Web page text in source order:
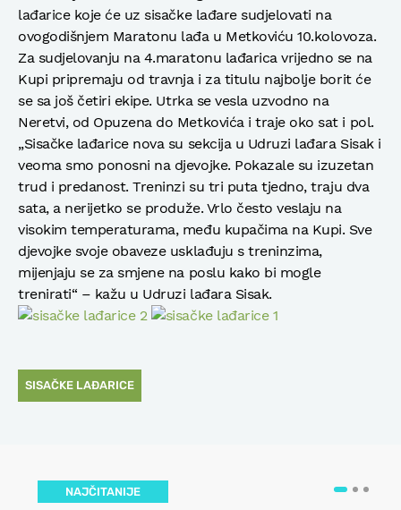
lađarice koje će uz sisačke lađare sudjelovati na
ovogodišnjem Maratonu lađa u Metkoviću 10.kolovoza.
Za sudjelovanju na 4.maratonu lađarica vrijedno se na
Kupi pripremaju od travnja i za titulu najbolje borit će
se sa još četiri ekipe. Utrka se vesla uzvodno na
Neretvi, od Opuzena do Metkovića i traje oko sat i pol.
„Sisačke lađarice nova su sekcija u Udruzi lađara Sisak i
veoma smo ponosni na djevojke. Pokazale su izuzetan
trud i predanost. Treninzi su tri puta tjedno, traju dva
sata, a nerijetko se produže. Vrlo često veslaju na
visokim temperaturama, među kupačima na Kupi. Sve
djevojke svoje obaveze usklađuju s treninzima,
mijenjaju se za smjene na poslu kako bi mogle
trenirati“ – kažu u Udruzi lađara Sisak.
SISAČKE LAĐARICE
NAJČITANIJE